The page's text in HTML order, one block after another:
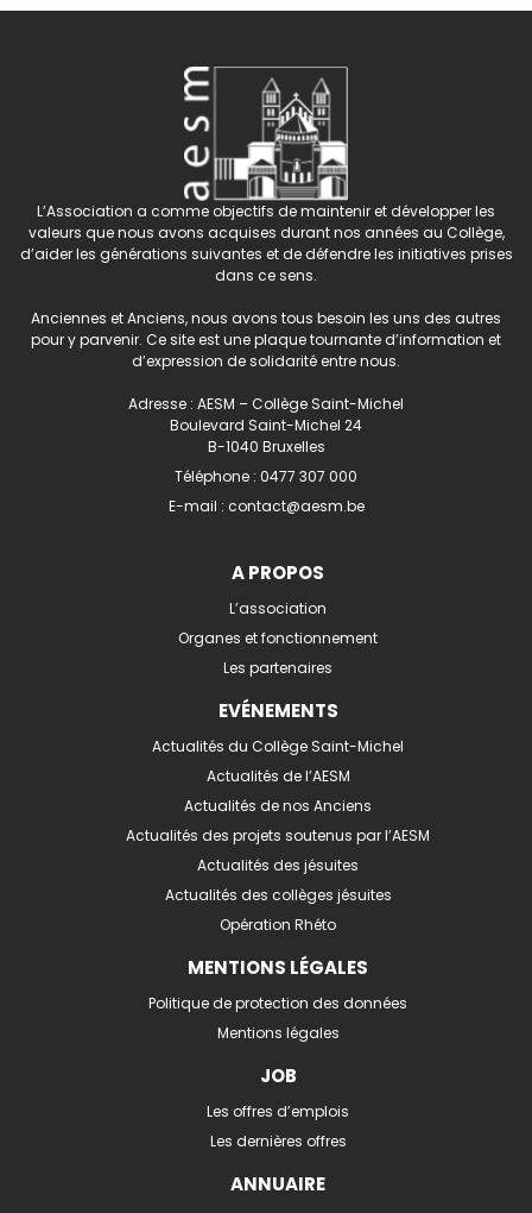
L’Association a comme objectifs de maintenir et développer les
valeurs que nous avons acquises durant nos années au Collège,
d’aider les générations suivantes et de défendre les initiatives prises
dans ce sens.
Anciennes et Anciens, nous avons tous besoin les uns des autres
pour y parvenir. Ce site est une plaque tournante d’information et
d’expression de solidarité entre nous.
Adresse : AESM – Collège Saint-Michel
Boulevard Saint-Michel 24
B-1040 Bruxelles
Téléphone : 0477 307 000
E-mail : contact@aesm.be
A PROPOS
L’association
Organes et fonctionnement
Les partenaires
EVÉNEMENTS
Actualités du Collège Saint-Michel
Actualités de l’AESM
Actualités de nos Anciens
Actualités des projets soutenus par l’AESM
Actualités des jésuites
Actualités des collèges jésuites
Opération Rhéto
MENTIONS LÉGALES
Politique de protection des données
Mentions légales
JOB
Les offres d’emplois
Les dernières offres
ANNUAIRE